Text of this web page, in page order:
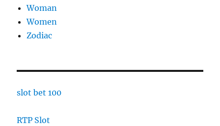
Woman
Women
Zodiac
slot bet 100
RTP Slot